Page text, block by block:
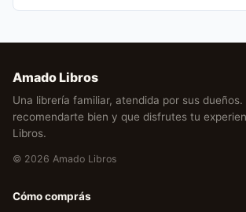
Amado Libros
Una librería familiar, atendida por sus
recomendarte bien y que disfrutes tu
Libros.
© 2026 Amado Libros
Cómo comprás